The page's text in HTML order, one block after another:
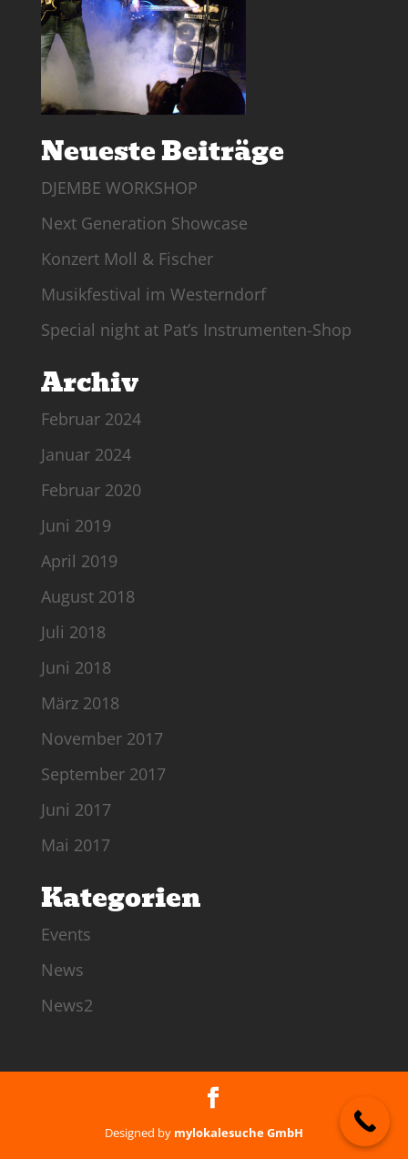
Neueste Beiträge
DJEMBE WORKSHOP
Next Generation Showcase
Konzert Moll & Fischer
Musikfestival im Westerndorf
Special night at Pat’s Instrumenten-Shop
Archiv
Februar 2024
Januar 2024
Februar 2020
Juni 2019
April 2019
August 2018
Juli 2018
Juni 2018
März 2018
November 2017
September 2017
Juni 2017
Mai 2017
Kategorien
Events
News
News2
Designed by mylokalesuche GmbH